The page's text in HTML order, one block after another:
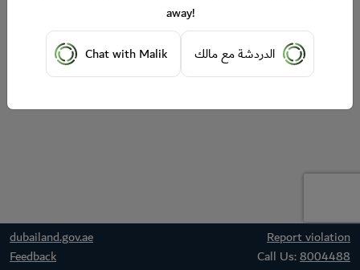
dubailand.gov.ae
Report violation
Feedback
Call Us:8004488
away!
Chat with Malik
الدردشة مع مالك